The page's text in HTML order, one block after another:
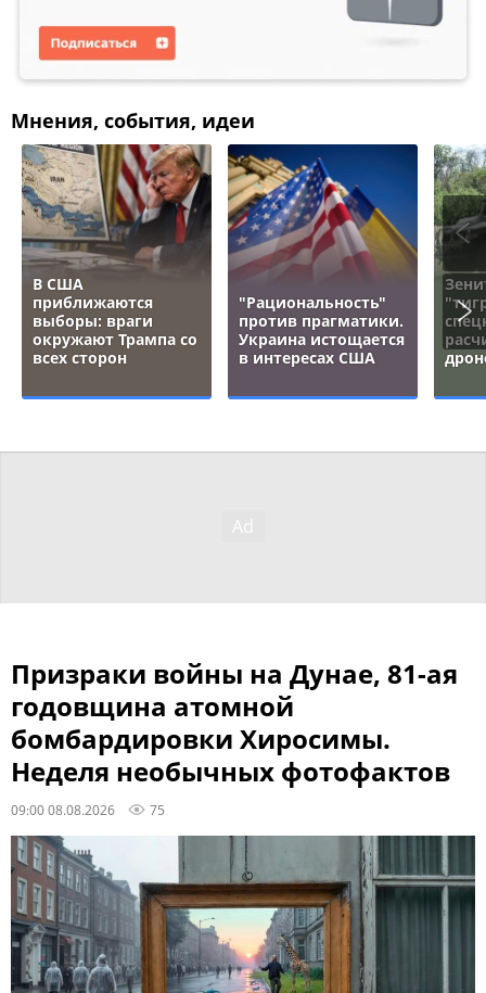
Мнения, события, идеи
В США
приближаются
выборы: враги
окружают Трампа со
всех сторон
"Рациональность"
против прагматики.
Украина истощается
в интересах США
Призраки войны на Дунае, 81-ая
годовщина атомной
бомбардировки Хиросимы.
Неделя необычных фотофактов
09:00 08.08.2026 75